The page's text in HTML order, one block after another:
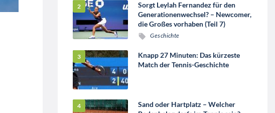
Sorgt Leylah Fernandez für den
Generationenwechsel? – Newcomer,
die Großes vorhaben (Teil 7)
Geschichte
Knapp 27 Minuten: Das kürzeste
Match der Tennis-Geschichte
Sand oder Hartplatz – Welcher